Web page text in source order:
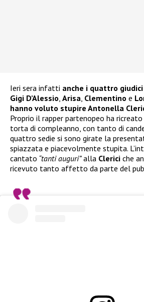
Ieri sera infatti anche i quattro
Gigi D’Alessio, Arisa, Clementino e
hanno voluto stupire Antonella
Proprio il rapper partenopeo ha
torta di compleanno, con tanto di
quattro sedie si sono girate la
spiazzata e piacevolmente stupita.
cantato “tanti auguri”alla Clerici che
ricevuto tanto affetto da parte del